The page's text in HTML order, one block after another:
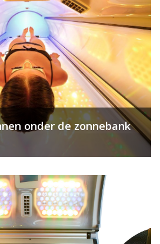
onder de zonnebank